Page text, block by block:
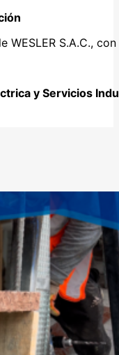
WESLER S.A.C.,
y Servicios